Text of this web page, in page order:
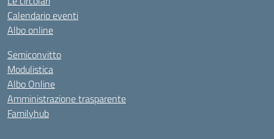
Calendario eventi
Albo online
Semiconvitto
Modulistica
Albo Online
Amministrazione trasparente
Familyhub